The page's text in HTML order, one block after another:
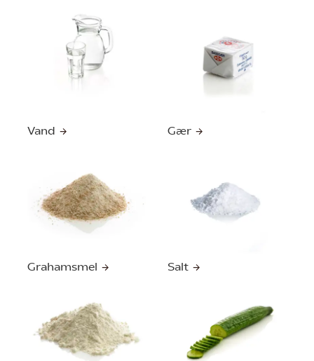
Vand Gær
Grahamsmel Salt